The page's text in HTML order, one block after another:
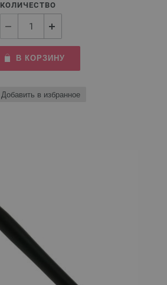
КОЛИЧЕСТВО
В КОРЗИНУ
Добавить в избранное